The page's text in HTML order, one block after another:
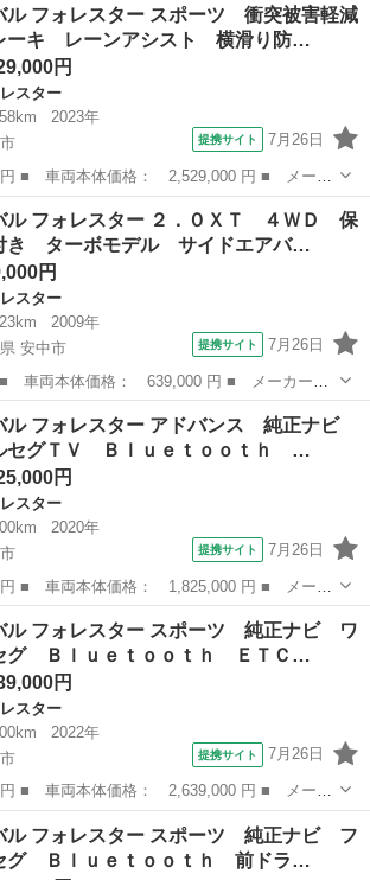
正ナビ フルセグＴＶ 衝突被害軽減ブレー
ル フォレスター スポーツ 衝突被害軽減
ーキ レーンアシスト 横滑り防…
円
スター
2023年
提携サイト 7月26日
名： フォレスター ■ グレード名： スポ
ーキ レーンアシスト 横滑り防止装置 純
ル フォレスター ２．０ＸＴ ４ＷＤ 保
き ターボモデル サイドエアバ…
円
スター
2009年
安中市
提携サイト 7月26日
： フォレスター ■ グレード名： ２．０
ターボモデル サイドエアバック ＡＡ
ル フォレスター アドバンス 純正ナビ
セグＴＶ Ｂｌｕｅｔｏｏｔｈ …
円
スター
2020年
提携サイト 7月26日
名： フォレスター ■ グレード名： アド
セグＴＶ Ｂｌｕｅｔｏｏｔｈ サイドカメ
ル フォレスター スポーツ 純正ナビ ワ
グ Ｂｌｕｅｔｏｏｔｈ ＥＴＣ…
円
スター
2022年
提携サイト 7月26日
名： フォレスター ■ グレード名： スポ
グ Ｂｌｕｅｔｏｏｔｈ ＥＴＣ バックカ
ル フォレスター スポーツ 純正ナビ フ
グ Ｂｌｕｅｔｏｏｔｈ 前ドラ…